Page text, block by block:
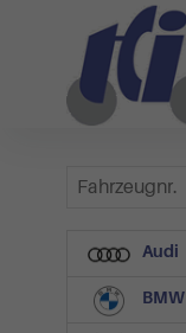
Fahrzeugnr.
Audi
BMW